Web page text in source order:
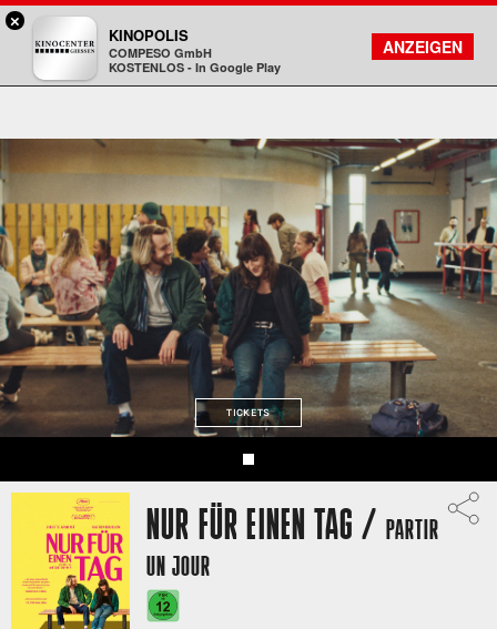
Kinopolis
FILMSUCHE
KONTO
TICKETS
NUR FÜR EINEN TAG / PARTIR
UN JOUR
×
KINOPOLIS
COMPESO GmbH
KOSTENLOS - In Google Play
ANZEIGEN